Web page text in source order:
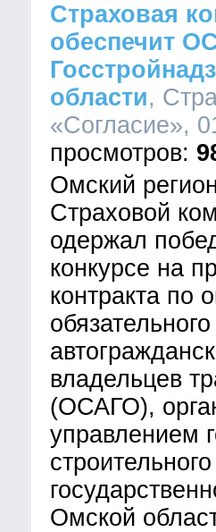
Страховая
обеспечит
области,
«Согласие»,
Омский
Страховой
одержал
конкурсе на
контракта по
владельцев
(ОСАГО),
управлением
Омской